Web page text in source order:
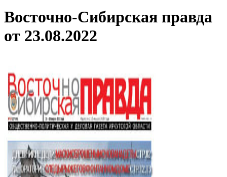
Восточно-Сибирская правда
от 23.08.2022